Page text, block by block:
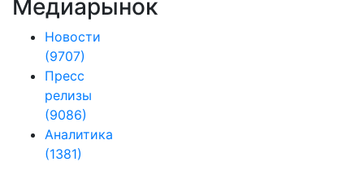
Медиарынок
Новости
(9707)
Пресс
релизы
(9086)
Аналитика
(1381)